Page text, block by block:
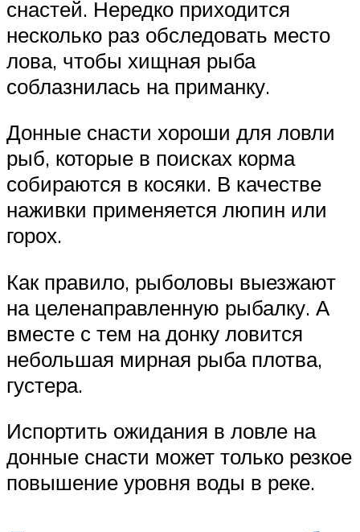
снастей. Нередко приходится
несколько раз обследовать место
лова, чтобы хищная рыба
соблазнилась на приманку.
Донные снасти хороши для ловли
рыб, которые в поисках корма
собираются в косяки. В качестве
наживки применяется люпин или
горох.
Как правило, рыболовы выезжают
на целенаправленную рыбалку. А
вместе с тем на донку ловится
небольшая мирная рыба плотва,
густера.
Испортить ожидания в ловле на
донные снасти может только резкое
повышение уровня воды в реке.